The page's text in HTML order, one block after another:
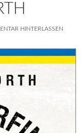
HINTERLASSEN